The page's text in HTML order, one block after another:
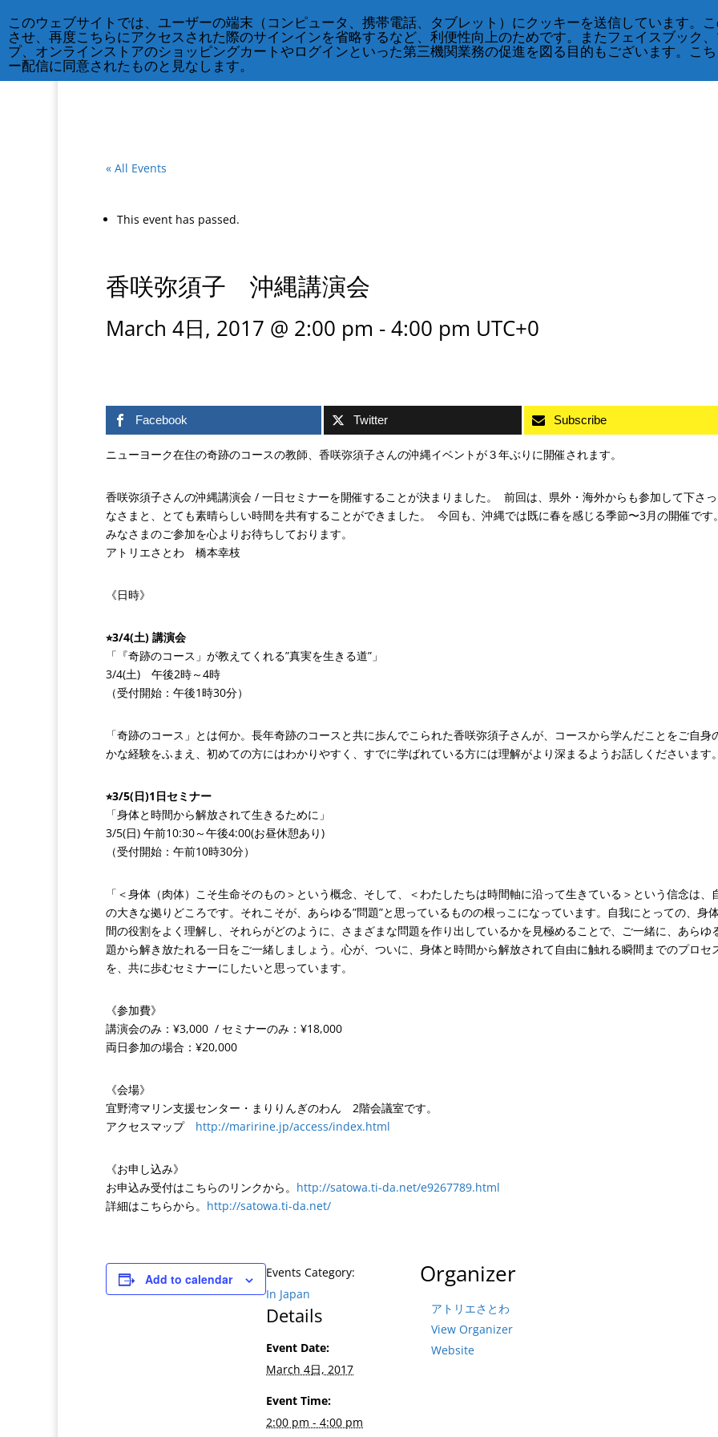
info@crsny.org
« All Events
This event has passed.
香咲弥須子 沖縄講演会
March 4日, 2017 @ 2:00 pm -4:00 pm UTC+0
Facebook Twitter Subscribe
ニューヨーク在住の奇跡のコースの教師、香咲弥須子さんの沖縄イベントが３年ぶりに開催されます。
香咲弥須子さんの沖縄講演会 / 一日セミナーを開催することが決まりました。 前回は、県外・海外からも参加して下さ
なさまと、とても素晴らしい時間を共有することができました。 今回も、沖縄では既に春を感じる季節〜3月の開催です。
みなさまのご参加を心よりお待ちしております。
アトリエさとわ 橋本幸枝
《日時》
⭐︎3/4(土) 講演会
「『奇跡のコース」が教えてくれる”真実を生きる道”」
3/4(土) 午後2時～4時
（受付開始：午後1時30分）
「奇跡のコース」とは何か。長年奇跡のコースと共に歩んでこられた香咲弥須子さんが、コースから学んだことをご自身
かな経験をふまえ、初めての方にはわかりやすく、すでに学ばれている方には理解がより深まるようお話しくださいます。
⭐︎3/5(日)1日セミナー
「身体と時間から解放されて生きるために」
3/5(日) 午前10:30～午後4:00(お昼休憩あり)
（受付開始：午前10時30分）
「＜身体（肉体）こそ生命そのもの＞という概念、そして、＜わたしたちは時間軸に沿って生きている＞という信念は、
の大きな拠りどころです。それこそが、あらゆる”問題”と思っているものの根っこになっています。自我にとっての、身
間の役割をよく理解し、それらがどのように、さまざまな問題を作り出しているかを見極めることで、ご一緒に、あらゆ
題から解き放たれる一日をご一緒しましょう。心が、ついに、身体と時間から解放されて自由に触れる瞬間までのプロセ
を、共に歩むセミナーにしたいと思っています。
《参加費》
講演会のみ：¥3,000 / セミナーのみ：¥18,000
両日参加の場合：¥20,000
《会場》
宜野湾マリン支援センター・まりりんぎのわん 2階会議室です。
アクセスマップ http://maririne.jp/access/index.html
《お申し込み》
お申込み受付はこちらのリンクから。 http://satowa.ti-da.net/e9267789.html
詳細はこちらから。 http://satowa.ti-da.net/
Add to calendar
Events Category:
In Japan
Details
Event Date:
March 4日, 2017
Event Time:
2:00 pm - 4:00 pm
Organizer
アトリエさとわ
View Organizer
Website
このウェブサイトでは、ユーザーの端末（コンピュータ、携帯電話、タブレット）にクッキーを送信しています。
させ、再度こちらにアクセスされた際のサインインを省略するなど、利便性向上のためです。またフェイスブック
プ、オンラインストアのショッピングカートやログインといった第三機関業務の促進を図る目的もございます。こ
ー配信に同意されたものと見なします。